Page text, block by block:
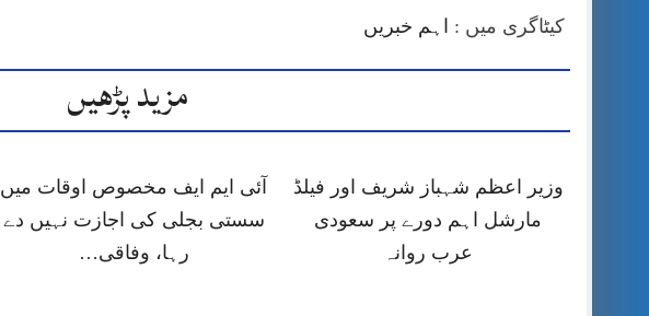
کیٹاگری میں : اہم خبریں
مزید پڑھیں
وزیر اعظم شہباز شریف اور فیلڈ
مارشل اہم دورے پر سعودی
عرب روانہ
آئی ایم ایف مخصوص اوقات میں
سستی بجلی کی اجازت نہیں دے
رہا، وفاقی…